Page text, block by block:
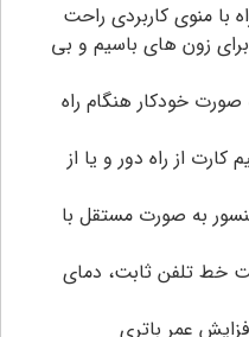
با منوی کاربردی راحت
برای زون های باسیم و بی
خودکار هنگام راه
از راه دور و یا از
و 64 حافظه سنسور به صورت مستقل با
خط تلفن ثابت، دمای
عمر باتری